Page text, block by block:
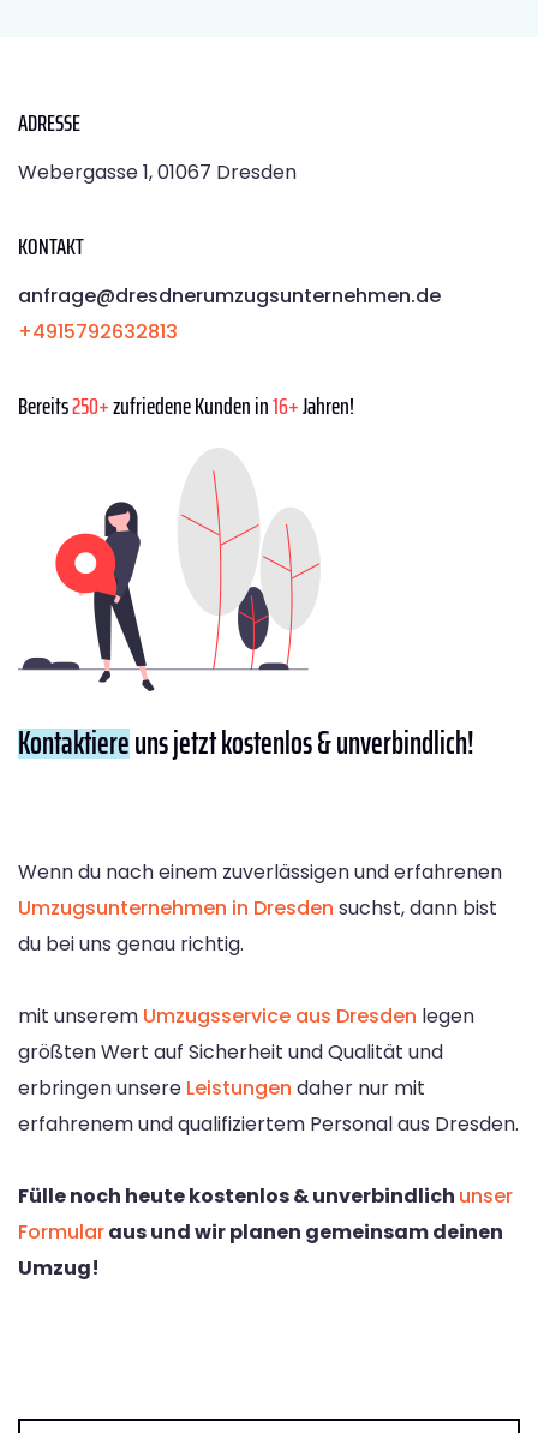
ADRESSE
Webergasse 1, 01067 Dresden
KONTAKT
anfrage@dresdnerumzugsunternehmen.de
+4915792632813
Bereits250+zufriedene Kunden in16+Jahren!
Kontaktiereuns jetzt kostenlos & unverbindlich!
Wenn du nach einem zuverlässigen und erfahrenen
Umzugsunternehmen in Dresden suchst, dann bist
du bei uns genau richtig.
mit unserem Umzugsservice aus Dresden legen
größten Wert auf Sicherheit und Qualität und
erbringen unsere Leistungen daher nur mit
erfahrenem und qualifiziertem Personal aus Dresden.
Fülle noch heute kostenlos & unverbindlich unser
Formularaus und wir planen gemeinsam deinen
Umzug!